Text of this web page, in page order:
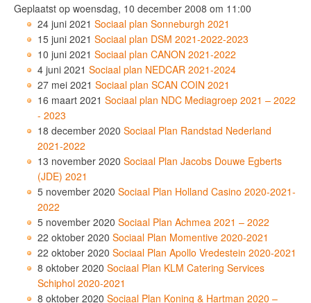
Geplaatst op woensdag, 10 december 2008 om 11:00
24 juni 2021 Sociaal plan Sonneburgh 2021
15 juni 2021 Sociaal plan DSM 2021-2022-2023
10 juni 2021 Sociaal plan CANON 2021-2022
4 juni 2021 Sociaal plan NEDCAR 2021-2024
27 mei 2021 Sociaal plan SCAN COIN 2021
16 maart 2021 Sociaal plan NDC Mediagroep 2021 – 2022
- 2023
18 december 2020 Sociaal Plan Randstad Nederland
2021-2022
13 november 2020 Sociaal Plan Jacobs Douwe Egberts
(JDE) 2021
5 november 2020 Sociaal Plan Holland Casino 2020-2021-
2022
5 november 2020 Sociaal Plan Achmea 2021 – 2022
22 oktober 2020 Sociaal Plan Momentive 2020-2021
22 oktober 2020 Sociaal Plan Apollo Vredestein 2020-2021
8 oktober 2020 Sociaal Plan KLM Catering Services
Schiphol 2020-2021
8 oktober 2020 Sociaal Plan Koning & Hartman 2020 –